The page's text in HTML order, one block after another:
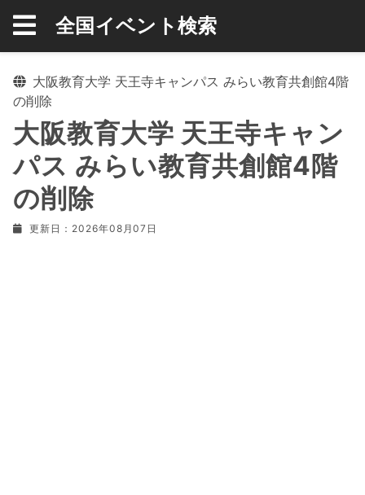
全国イベント検索
大阪教育大学 天王寺キャンパス みらい教育共創館4階
の削除
大阪教育大学 天王寺キャン
パス みらい教育共創館4階
の削除
更新日：2026年08月07日